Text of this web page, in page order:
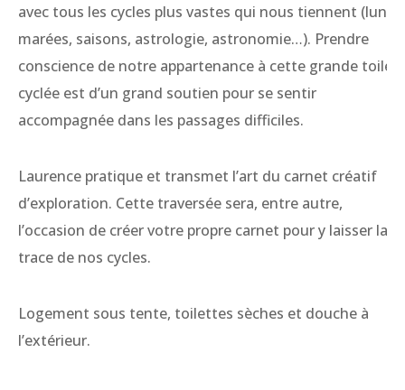
avec tous les cycles plus vastes qui nous tiennent (lune,
marées, saisons, astrologie, astronomie…). Prendre
conscience de notre appartenance à cette grande toile
cyclée est d’un grand soutien pour se sentir
accompagnée dans les passages difficiles.
Laurence pratique et transmet l’art du carnet créatif
d’exploration. Cette traversée sera, entre autre,
l’occasion de créer votre propre carnet pour y laisser la
trace de nos cycles.
Logement sous tente, toilettes sèches et douche à
l’extérieur.